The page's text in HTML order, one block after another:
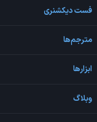
فست دیکشنری
مترجم‌ها
ابزارها
وبلاگ